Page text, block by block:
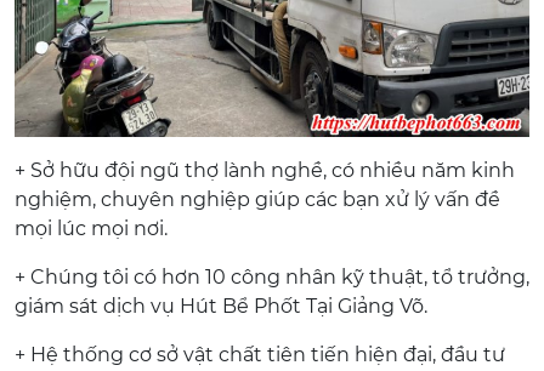
+ Sở hữu đội ngũ thợ lành nghề, có nhiều năm kinh
nghiệm, chuyên nghiệp giúp các bạn xử lý vấn đề
mọi lúc mọi nơi.
+ Chúng tôi có hơn 10 công nhân kỹ thuật, tổ trưởng,
giám sát dịch vụ Hút Bể Phốt Tại Giảng Võ.
+ Hệ thống cơ sở vật chất tiên tiến hiện đại, đầu tư